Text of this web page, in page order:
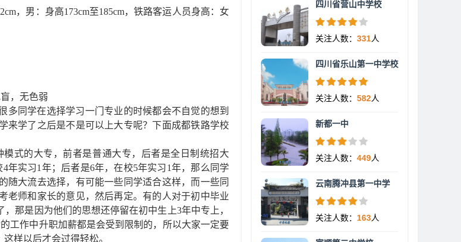
，男：身高173cm至185cm，铁路客运人员身高：女
，无色弱
多同学在选择学习一门专业的时候都会不自觉的想到
来学了之后是不是可以上大专呢？下面成都铁路学校
式的大专，前者是普通大专，后者是全日制统招大
年实习1年；后者是6年，在校5年实习1年，那么同学
随大流去选择，有可能一些同学适合这样，而一些同
老师和家长的意见，然后再定。有的人对于初中毕业
那是因为他们的思想还停留在初中生上3年中专上，
工作中升职加薪都是会受到限制的，所以大家一定要
样以后才会过得轻松。
四川省营山中学校
关注人数： 331人
四川省乐山第一中学校
关注人数： 582人
新都一中
关注人数： 449人
云南腾冲县第一中学
关注人数： 163人